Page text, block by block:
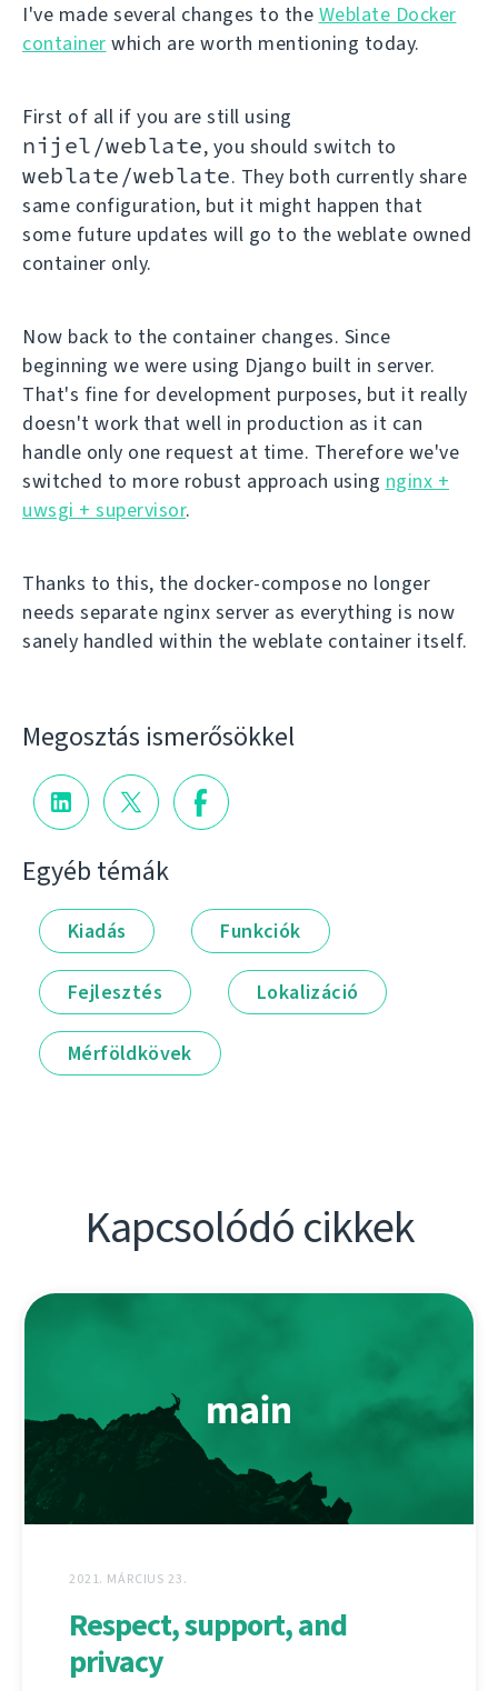
I've made several changes to the Weblate Docker
container which are worth mentioning today.
First of all if you are still using
nijel/weblate, you should switch to
weblate/weblate. They both currently share
same configuration, but it might happen that
some future updates will go to the weblate owned
container only.
Now back to the container changes. Since
beginning we were using Django built in server.
That's fine for development purposes, but it really
doesn't work that well in production as it can
handle only one request at time. Therefore we've
switched to more robust approach using nginx +
uwsgi + supervisor.
Thanks to this, the docker-compose no longer
needs separate nginx server as everything is now
sanely handled within the weblate container itself.
Megosztás ismerősökkel
Egyéb témák
Kiadás Funkciók
Fejlesztés Lokalizáció
Mérföldkövek
Kapcsolódó cikkek
2021. MÁRCIUS 23.
Respect, support, and
privacy